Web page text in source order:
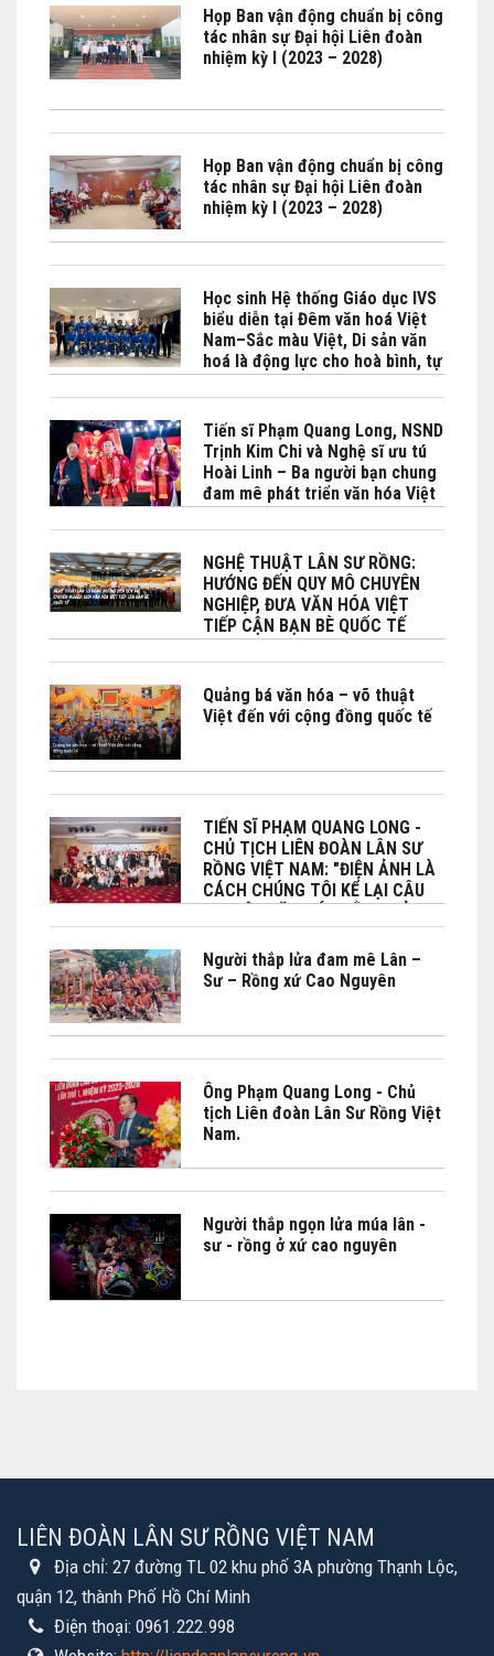
Họp Ban vận động chuẩn bị công
tác nhân sự Đại hội Liên đoàn
nhiệm kỳ I (2023 – 2028)
Họp Ban vận động chuẩn bị công
tác nhân sự Đại hội Liên đoàn
nhiệm kỳ I (2023 – 2028)
Học sinh Hệ thống Giáo dục IVS
biểu diễn tại Đêm văn hoá Việt
Nam–Sắc màu Việt, Di sản văn
hoá là động lực cho hoà bình, tự
cường và phát triển bền vững do
Bộ No Bộ Ngoại giao Việt Nam -
Phái đoàn Việt Nam bên cạnh
UNESCO phối hợp tổ chức tại
Paris
Tiến sĩ Phạm Quang Long, NSND
Trịnh Kim Chi và Nghệ sĩ ưu tú
Hoài Linh – Ba người bạn chung
đam mê phát triển văn hóa Việt
đặc biệt là Lân sư rồng
NGHỆ THUẬT LÂN SƯ RỒNG:
HƯỚNG ĐẾN QUY MÔ CHUYÊN
NGHIỆP, ĐƯA VĂN HÓA VIỆT
TIẾP CẬN BẠN BÈ QUỐC TẾ
Quảng bá văn hóa – võ thuật
Việt đến với cộng đồng quốc tế
TIẾN SĨ PHẠM QUANG LONG -
CHỦ TỊCH LIÊN ĐOÀN LÂN SƯ
RỒNG VIỆT NAM: "ĐIỆN ẢNH LÀ
CÁCH CHÚNG TÔI KỂ LẠI CÂU
CHUYỆN VĂN HÓA BẰNG CẢM
XÚC"
Người thắp lửa đam mê Lân –
Sư – Rồng xứ Cao Nguyên
Ông Phạm Quang Long - Chủ
tịch Liên đoàn Lân Sư Rồng Việt
Nam.
Người thắp ngọn lửa múa lân -
sư - rồng ở xứ cao nguyên
LIÊN ĐOÀN LÂN SƯ RỒNG VIỆT NAM
Địa chỉ: 27 đường TL 02 khu phố 3A phường Thạnh Lộc,
quận 12, thành Phố Hồ Chí Minh
Điện thoại: 0961.222.998